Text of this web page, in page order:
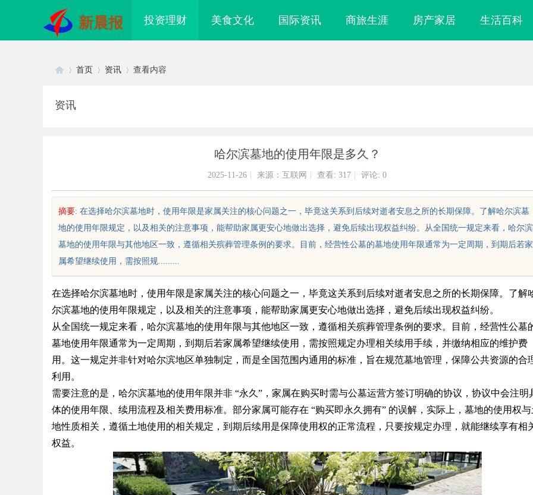
新晨报 投资理财 美食文化 国际资讯 商旅生涯 房产家居 生活百科
sc
uz
首页 资讯 查看内容
资讯
哈尔滨墓地的使用年限是多久？
2025-11-26 来源：互联网 查看: 317 评论: 0
摘要: 在选择哈尔滨墓地时，使用年限是家属关注的核心问题之一，毕竟这关系到后续对逝者安息之所的长期保障。了解哈尔滨墓
地的使用年限规定，以及相关的注意事项，能帮助家属更安心地做出选择，避免后续出现权益纠纷。从全国统一规定来看，哈尔滨
墓地的使用年限与其他地区一致，遵循相关殡葬管理条例的要求。目前，经营性公墓的墓地使用年限通常为一定周期，到期后若家
属希望继续使用，需按照规.........
在选择哈尔滨墓地时，使用年限是家属关注的核心问题之一，毕竟这关系到后续对逝者安息之所的长期保障。了解
尔滨墓地的使用年限规定，以及相关的注意事项，能帮助家属更安心地做出选择，避免后续出现权益纠纷。
从全国统一规定来看，哈尔滨墓地的使用年限与其他地区一致，遵循相关殡葬管理条例的要求。目前，经营性公墓
墓地使用年限通常为一定周期，到期后若家属希望继续使用，需按照规定办理相关续用手续，并缴纳相应的维护费
用。这一规定并非针对哈尔滨地区单独制定，而是全国范围内通用的标准，旨在规范墓地管理，保障公共资源的合
利用。
需要注意的是，哈尔滨墓地的使用年限并非 “永久”，家属在购买时需与公墓运营方签订明确的协议，协议中会注明
体的使用年限、续用流程及相关费用标准。部分家属可能存在 “购买即永久拥有” 的误解，实际上，墓地的使用权与
地性质相关，遵循土地使用的相关规定，到期后续用是保障使用权的正常流程，只要按规定办理，就能继续享有相
权益。
垂直生命线在高空作业中的关
与安全保障 展的先锋企业 发体系全解析